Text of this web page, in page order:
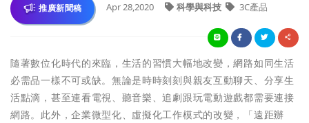
推廣新聞稿 Apr 28,2020 科學與科技 3C產品
隨著數位化時代的來臨，生活的習慣大幅地改變，網路如同生活
必需品一樣不可或缺。無論是時時刻刻與親友互動聊天、分享生
活點滴，甚至連看電視、聽音樂、追劇跟玩電動遊戲都需要連接
網路。此外，企業微型化、虛擬化工作模式的改變，「遠距辦